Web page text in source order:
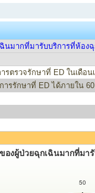
ฉินมากที่มารับบริการที่ห้อง
ตรวจรักษาที่ ED ในเดือน
รรักษาที่ ED ได้ภายใน
50
องผู้ป่วยฉุกเฉินมากที่ม